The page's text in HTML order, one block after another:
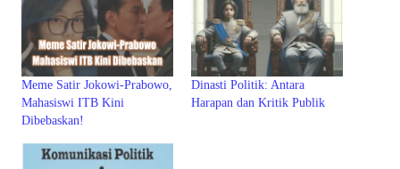
Meme Satir Jokowi-Prabowo,
Mahasiswi ITB Kini
Dibebaskan!
Dinasti Politik: Antara
Harapan dan Kritik Publik